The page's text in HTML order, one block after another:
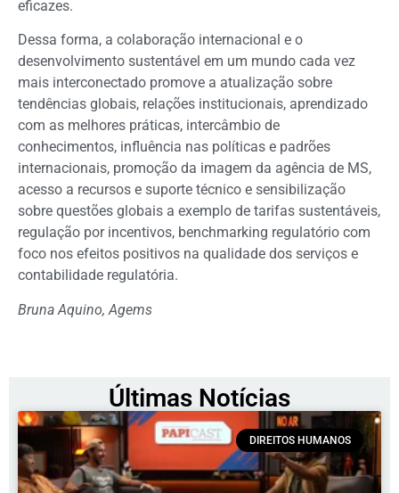
eficazes.
Dessa forma, a colaboração internacional e o
desenvolvimento sustentável em um mundo cada vez
mais interconectado promove a atualização sobre
tendências globais, relações institucionais, aprendizado
com as melhores práticas, intercâmbio de
conhecimentos, influência nas políticas e padrões
internacionais, promoção da imagem da agência de MS,
acesso a recursos e suporte técnico e sensibilização
sobre questões globais a exemplo de tarifas sustentáveis,
regulação por incentivos, benchmarking regulatório com
foco nos efeitos positivos na qualidade dos serviços e
contabilidade regulatória.
Bruna Aquino, Agems
Últimas Notícias
DIREITOS HUMANOS